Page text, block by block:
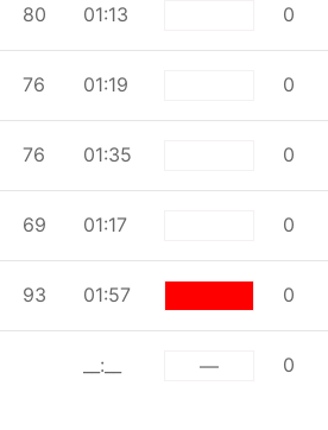
80 01:13 0
76 01:19 0
76 01:35 0
69 01:17 0
93 01:57 0
__:__ — 0